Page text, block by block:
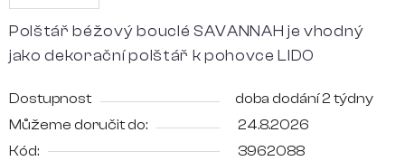
Polštář béžový bouclé SAVANNAH je vhodný
jako dekorační polštář k pohovce LIDO
Dostupnost
doba dodání 2 týdny
Můžeme doručit do:
24.8.2026
Kód:
3962088